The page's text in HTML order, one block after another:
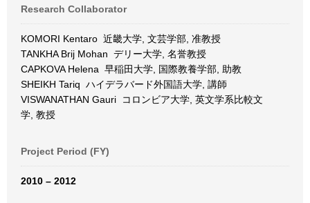
Research Collaborator
KOMORI Kentaro 近畿大学, 文芸学部, 准教授
TANKHA Brij Mohan デリー大学, 名誉教授
CAPKOVA Helena 早稲田大学, 国際教養学部, 助教
SHEIKH Tariq ハイデラバード外国語大学, 講師
VISWANATHAN Gauri コロンビア大学, 英文学系比較文
学, 教授
Project Period (FY)
2010 – 2012